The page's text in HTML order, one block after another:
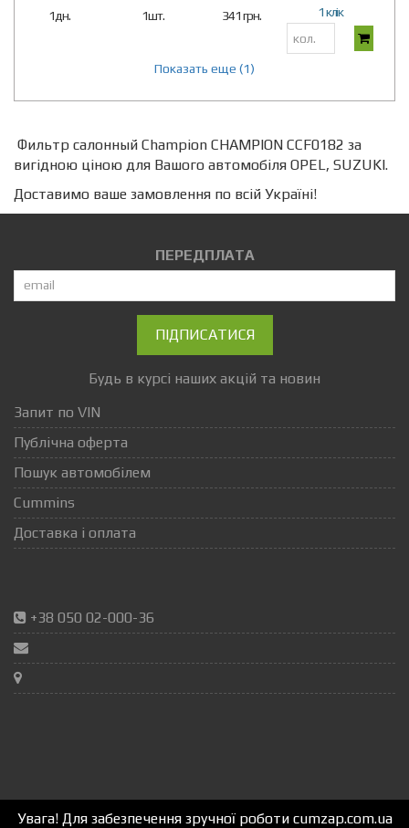
1дн. 1шт. 341 грн. 1 клік
Показать еще (1)
Фильтр салонный Champion CHAMPION CCF0182 за
вигідною ціною для Вашого автомобіля OPEL, SUZUKI.
Доставимо ваше замовлення по всій Україні!
ПЕРЕДПЛАТА
ПІДПИСАТИСЯ
Будь в курсі наших акцій та новин
Запит по VIN
Публічна оферта
Пошук автомобілем
Cummins
Доставка і оплата
+38 050 02-000-36
Увага! Для забезпечення зручної роботи cumzap.com.ua